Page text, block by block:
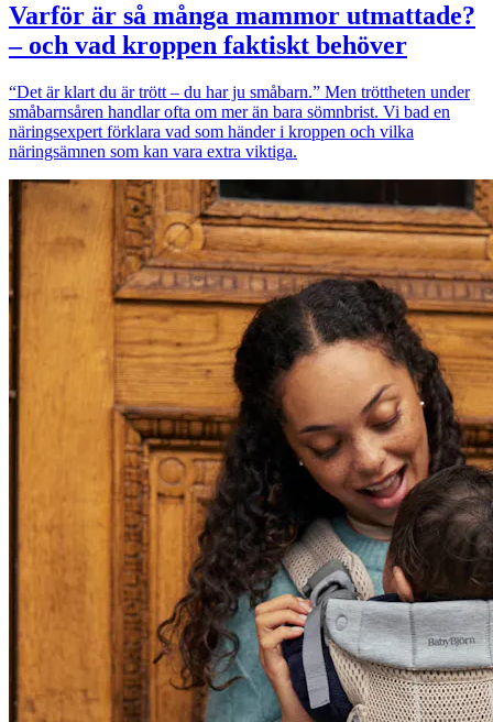
Varför är så många mammor utmattade?
– och vad kroppen faktiskt behöver
“Det är klart du är trött – du har ju småbarn.” Men tröttheten under
småbarnsåren handlar ofta om mer än bara sömnbrist. Vi bad en
näringsexpert förklara vad som händer i kroppen och vilka
näringsämnen som kan vara extra viktiga.